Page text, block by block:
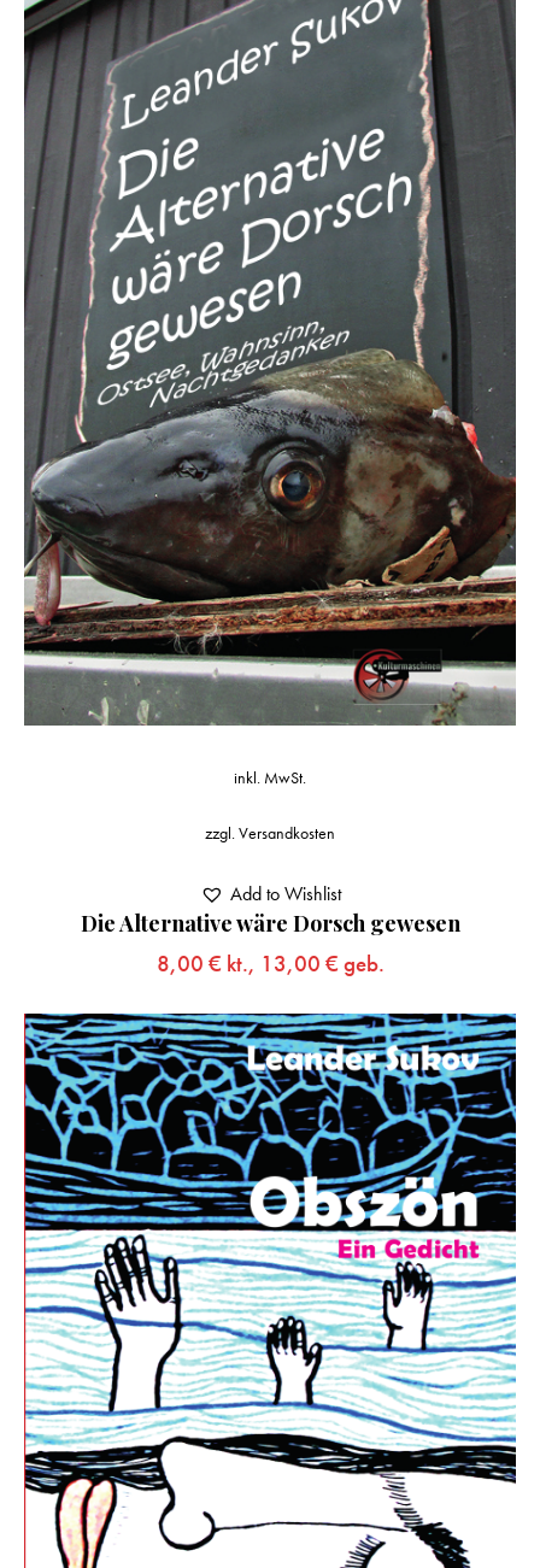
Die Alternative wäre Dorsch gewesen
8,00 € kt., 13,00 € geb.
inkl. MwSt.
zzgl.Versandkosten
Add to Wishlist